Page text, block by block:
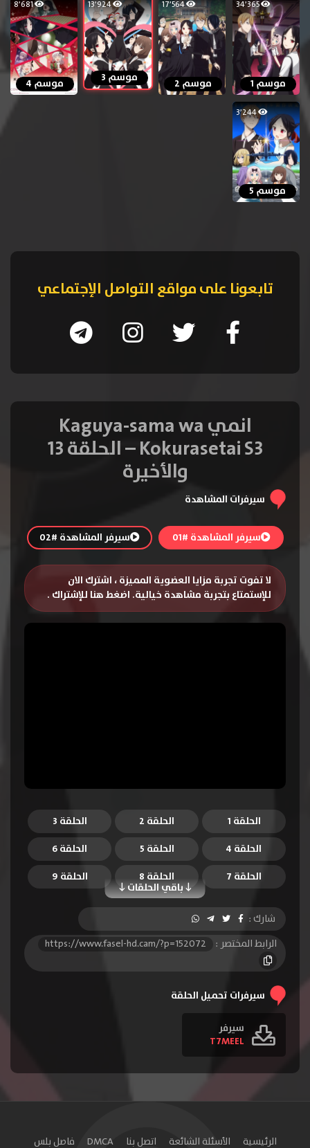
موسم 1
17٬564
موسم 2
13٬924
موسم 3
8٬681
موسم 4
3٬244
موسم 5
تابعونا على مواقع التواصل الإجتماعي
انمي Kaguya-sama wa
Kokurasetai S3 – الحلقة 13
والأخيرة
سيرفرات المشاهدة
سيرفر المشاهدة #01 سيرفر المشاهدة #02
لا تفوت تجربة مزايا العضوية المميزة ، اشترك الان
للإستمتاع بتجربة مشاهدة خيالية. اضغط هنا للإشتراك .
الحلقة 1 الحلقة 2
الحلقة 3
الحلقة 4
الحلقة 5 الحلقة 6
باقي الحلقات
الحلقة 7 الحلقة 8
الحلقة 9
الحلقة 10
الحلقة 12
الحلقة 13
شارك :
الرابط المختصر :
https://www.fasel-hd.cam/?p=152072
سيرفرات تحميل الحلقة
سيرفر
T7MEEL
الرئيسية الأسئلة الشائعة اتصل بنا DMCA فاصل بلس